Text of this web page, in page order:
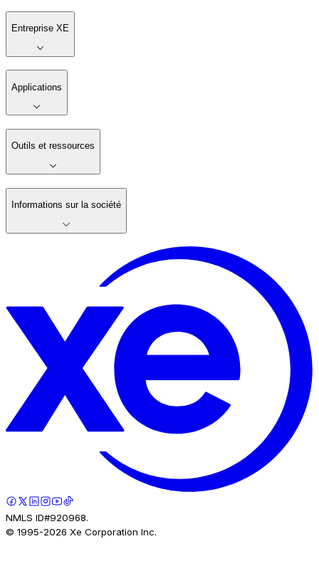
Entreprise XE
Applications
Outils et ressources
Informations sur la société
NMLS ID#920968.
© 1995-2026 Xe Corporation Inc.